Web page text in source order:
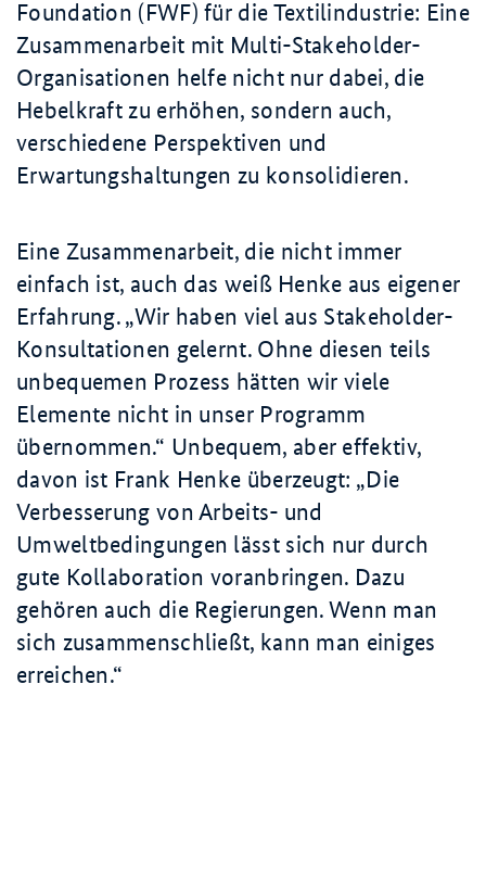
Foundation (FWF) für die Textilindustrie: Eine
Zusammenarbeit mit Multi-Stakeholder-
Organisationen helfe nicht nur dabei, die
Hebelkraft zu erhöhen, sondern auch,
verschiedene Perspektiven und
Erwartungshaltungen zu konsolidieren.
Eine Zusammenarbeit, die nicht immer
einfach ist, auch das weiß Henke aus eigener
Erfahrung. Wir haben viel aus Stakeholder-
Konsultationen gelernt. Ohne diesen teils
unbequemen Prozess hätten wir viele
Elemente nicht in unser Programm
übernommen.
Unbequem, aber effektiv,
davon ist Frank Henke überzeugt:
Die
Verbesserung von Arbeits- und
Umweltbedingungen lässt sich nur durch
gute Kollaboration voranbringen. Dazu
gehören auch die Regierungen. Wenn man
sich zusammenschließt, kann man einiges
erreichen.